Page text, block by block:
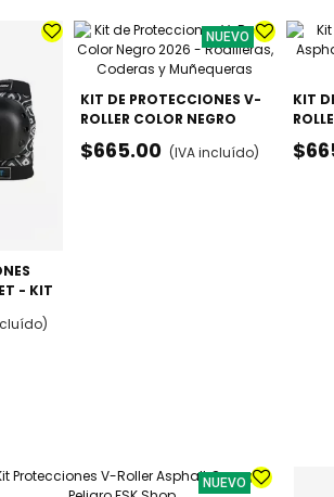
- KIT
NUEVO
KIT DE PROTECCIONES V-
ROLLER COLOR NEGRO
2026 - RODILLERAS,
CODERAS Y MUÑEQUERAS
$665.00 (IVA incluído)
KIT
-
NUEVO